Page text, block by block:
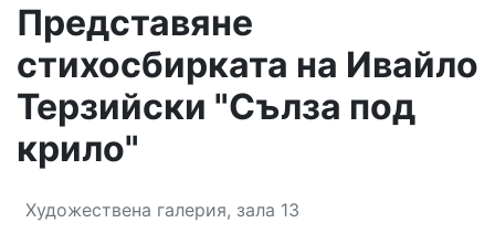
Представяне
стихосбирката на Ивайло
Терзийски "Сълза под
крило"
Художествена галерия, зала 13